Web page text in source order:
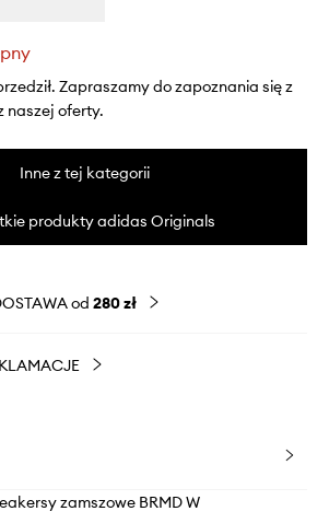
Zapraszamy do zapoznania się z
naszej oferty.
Inne z tej kategorii
produkty adidas Originals
od 280 zł
zamszowe BRMD W